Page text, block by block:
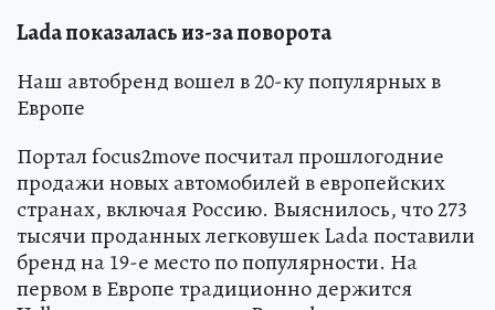
Lada показалась из-за поворота
Наш автобренд вошел в 20-ку популярных в
Европе
Портал focus2move посчитал прошлогодние
продажи новых автомобилей в европейских
странах, включая Россию. Выяснилось, что 273
тысячи проданных легковушек Lada поставили
бренд на 19-е место по популярности. На
первом в Европе традиционно держится